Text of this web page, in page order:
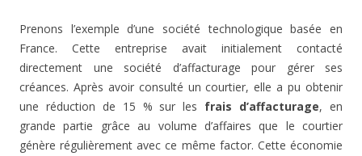
Prenons l’exemple d’une société technologique basée en
France. Cette entreprise avait initialement contacté
directement une société d’affacturage pour gérer ses
créances. Après avoir consulté un courtier, elle a pu obtenir
une réduction de 15 % sur les frais d’affacturage, en
grande partie grâce au volume d’affaires que le courtier
génère régulièrement avec ce même factor. Cette économie